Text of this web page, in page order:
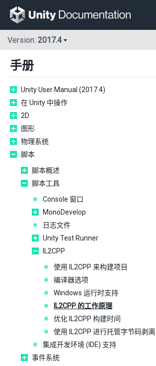
Version: 2017.4
手册
Unity User Manual (2017.4)
在 Unity 中操作
2D
图形
物理系统
脚本
脚本概述
脚本工具
Console 窗口
MonoDevelop
日志文件
Unity Test Runner
IL2CPP
使用 IL2CPP 来构建项目
编译器选项
Windows 运行时支持
IL2CPP 的工作原理
优化 IL2CPP 构建时间
使用 IL2CPP 进行托管字节码剥离
集成开发环境 (IDE) 支持
事件系统